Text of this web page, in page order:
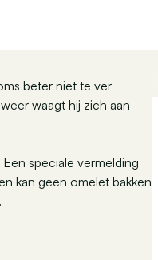
beter niet te ver
waagt hij zich aan
speciale vermelding
kan geen omelet bakken